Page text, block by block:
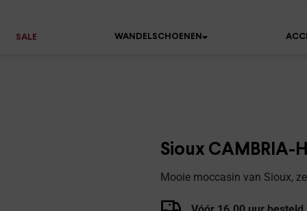
SALE WANDELSCHOENEN
Sioux CAMBRIA-
Mooie moccasin van Sioux,